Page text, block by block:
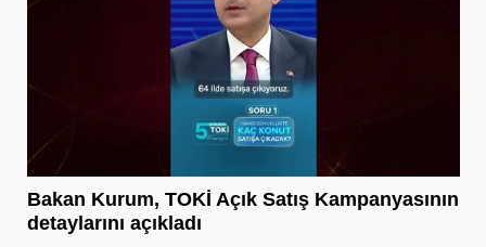
Bakan Kurum, TOKİ Açık Satış Kampanyasının
detaylarını açıkladı